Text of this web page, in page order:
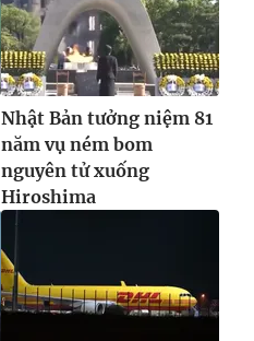
Nhật Bản tưởng niệm 81
năm vụ ném bom
nguyên tử xuống
Hiroshima